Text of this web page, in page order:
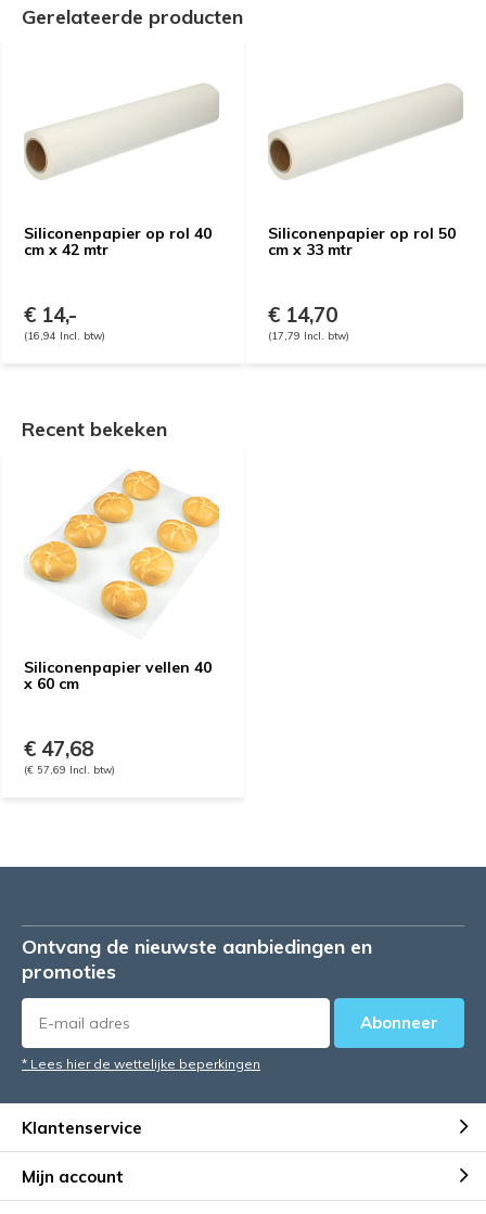
Gerelateerde producten
Siliconenpapier op rol 40
cm x 42 mtr
€ 14,-
(16,94 Incl. btw)
Siliconenpapier op rol 50
cm x 33 mtr
€ 14,70
(17,79 Incl. btw)
Recent bekeken
Siliconenpapier vellen 40
x 60 cm
€ 47,68
(€ 57,69 Incl. btw)
Ontvang de nieuwste aanbiedingen en
promoties
Abonneer
* Lees hier de wettelijke beperkingen
Klantenservice
Mijn account